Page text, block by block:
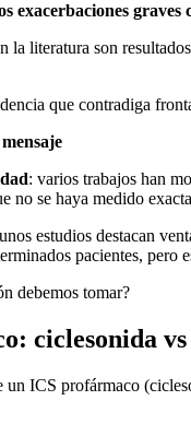
exacerbaciones graves
la literatura son resultados
que contradiga
: varios trabajos han
no se haya medido
estudios destacan
pacientes, pero
debemos tomar?
ciclesonida
un ICS profármaco